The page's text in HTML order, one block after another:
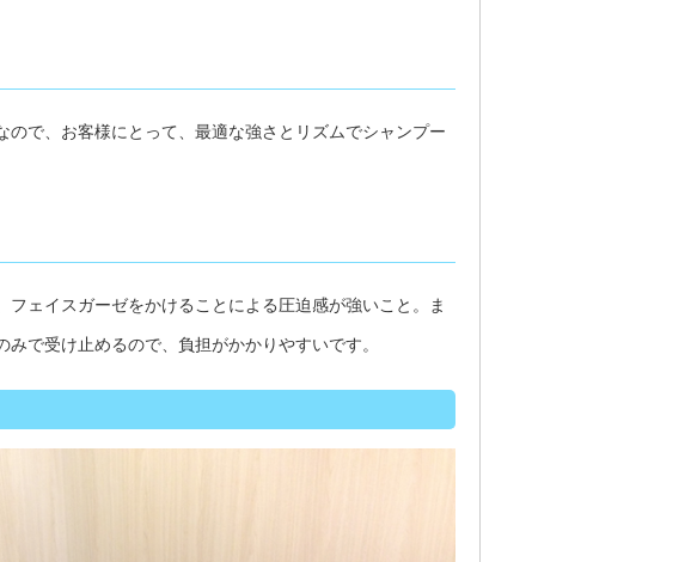
ので、お客様にとって、最適な強さとリズムでシャンプー
ェイスガーゼをかけることによる圧迫感が強いこと。ま
で受け止めるので、負担がかかりやすいです。